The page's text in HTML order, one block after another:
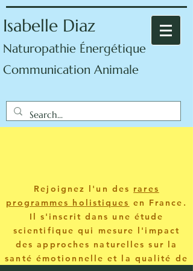
Isabelle Diaz
Naturopathie Énergétique
Communication Animale
Rejoignez l'un des rares
programmes holistiques en France.
Il s'inscrit dans une étude
scientifique qui mesure l'impact
des approches naturelles sur la
santé émotionnelle et la qualité de